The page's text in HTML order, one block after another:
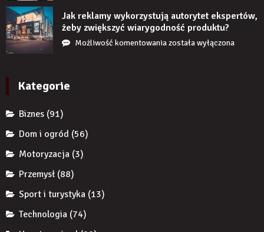
czas
nie
uzupełnię
braku
JDG
chroni
przedsiębiorcę
Jak reklamy wykorzystują autorytet ekspertów,
żeby zwiększyć wiarygodność produktu?
Możliwość komentowaniaJak
została wyłączona
Kategorie
Biznes (91)
Dom i ogród (56)
Motoryzacja (3)
Przemysł (88)
Sport i turystyka (13)
Technologia (74)